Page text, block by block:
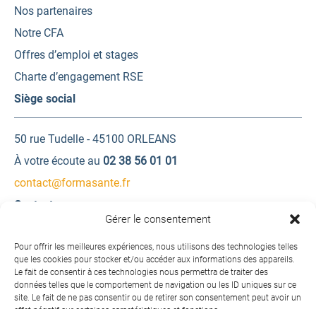
Gérer le consentement
Pour offrir les meilleures expériences, nous utilisons des technologies telles
que les cookies pour stocker et/ou accéder aux informations des appareils.
Le fait de consentir à ces technologies nous permettra de traiter des
données telles que le comportement de navigation ou les ID uniques sur ce
site. Le fait de ne pas consentir ou de retirer son consentement peut avoir un
Nos partenaires
Notre CFA
Offres d’emploi et stages
Charte d’engagement RSE
Siège social
50 rue Tudelle - 45100 ORLEANS
À votre écoute au 02 38 56 01 01
contact@formasante.fr
Contactez-nous
Une question ? Une demande d’information ?
Contactez-nous